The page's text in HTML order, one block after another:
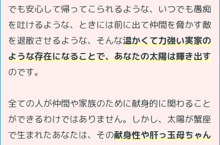
でも安心して帰ってこられるような、いつでも愚痴
を吐けるような、ときには前に出て仲間を脅かす敵
を退散させるような、そんな温かくて力強い実家の
ような存在になることで、あなたの太陽は輝き出す
のです。
全ての人が仲間や家族のために献身的に関わること
ができるわけではありません。しかし、太陽が蟹座
で生まれたあなたは、その献身性や肝っ玉母ちゃん